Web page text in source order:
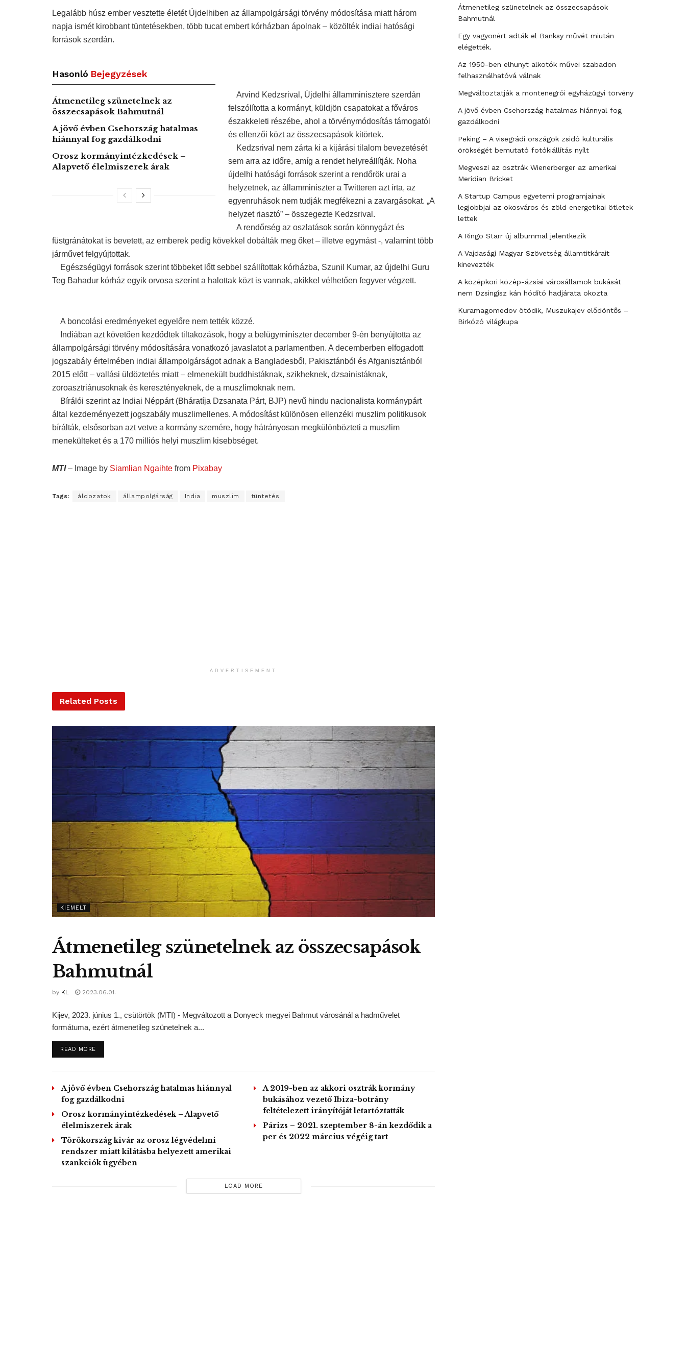
Legalább húsz ember vesztette életét Újdelhiben az állampolgársági törvény módosítása miatt három
napja ismét kirobbant tüntetésekben, több tucat embert kórházban ápolnak – közölték indiai hatósági
források szerdán.
Hasonló Bejegyzések
Átmenetileg szünetelnek az
összecsapások Bahmutnál
A jövő évben Csehország hatalmas
hiánnyal fog gazdálkodni
Orosz kormányintézkedések –
Alapvető élelmiszerek árak
Arvind Kedzsrival, Újdelhi államminisztere szerdán
felszólította a kormányt, küldjön csapatokat a főváros
északkeleti részébe, ahol a törvénymódosítás támogatói
és ellenzői közt az összecsapások kitörtek.
Kedzsrival nem zárta ki a kijárási tilalom bevezetését
sem arra az időre, amíg a rendet helyreállítják. Noha
újdelhi hatósági források szerint a rendőrök urai a
helyzetnek, az államminiszter a Twitteren azt írta, az
egyenruhások nem tudják megfékezni a zavargásokat. „A
helyzet riasztó” – összegezte Kedzsrival.
A rendőrség az oszlatások során könnygázt és
füstgránátokat is bevetett, az emberek pedig kövekkel dobálták meg őket – illetve egymást -, valamint több
járművet felgyújtottak.
Egészségügyi források szerint többeket lőtt sebbel szállítottak kórházba, Szunil Kumar, az újdelhi Guru
Teg Bahadur kórház egyik orvosa szerint a halottak közt is vannak, akikkel vélhetően fegyver végzett.
A boncolási eredményeket egyelőre nem tették közzé.
Indiában azt követően kezdődtek tiltakozások, hogy a belügyminiszter december 9-én benyújtotta az
állampolgársági törvény módosítására vonatkozó javaslatot a parlamentben. A decemberben elfogadott
jogszabály értelmében indiai állampolgárságot adnak a Bangladesből, Pakisztánból és Afganisztánból
2015 előtt – vallási üldöztetés miatt – elmenekült buddhistáknak, szikheknek, dzsainistáknak,
zoroasztriánusoknak és keresztényeknek, de a muszlimoknak nem.
Bírálói szerint az Indiai Néppárt (Bháratíja Dzsanata Párt, BJP) nevű hindu nacionalista kormánypárt
által kezdeményezett jogszabály muszlimellenes. A módosítást különösen ellenzéki muszlim politikusok
bírálták, elsősorban azt vetve a kormány szemére, hogy hátrányosan megkülönbözteti a muszlim
menekülteket és a 170 milliós helyi muszlim kisebbséget.
MTI– Image by Siamlian Ngaihte from Pixabay
Tags: áldozatok állampolgárság India muszlim tüntetés
ADVERTISEMENT
Related Posts
KIEMELT
Átmenetileg szünetelnek az összecsapások
Bahmutnál
by KL 2023.06.01.
Kijev, 2023. június 1., csütörtök (MTI) - Megváltozott a Donyeck megyei Bahmut városánál a hadművelet
formátuma, ezért átmenetileg szünetelnek a...
READ MOREDETAILS
A jövő évben Csehország hatalmas hiánnyal
fog gazdálkodni
Orosz kormányintézkedések – Alapvető
élelmiszerek árak
Törökország kivár az orosz légvédelmi
rendszer miatt kilátásba helyezett amerikai
szankciók ügyében
A 2019-ben az akkori osztrák kormány
bukásához vezető Ibiza-botrány
feltételezett irányítóját letartóztatták
Párizs – 2021. szeptember 8-án kezdődik a
per és 2022 március végéig tart
LOAD MORE
Átmenetileg szünetelnek az összecsapások
Bahmutnál
Egy vagyonért adták el Banksy művét miután
elégették.
Az 1950-ben elhunyt alkotók művei szabadon
felhasználhatóvá válnak
Megváltoztatják a montenegrói egyházügyi törvény
A jövő évben Csehország hatalmas hiánnyal fog
gazdálkodni
Peking – A visegrádi országok zsidó kulturális
örökségét bemutató fotókiállítás nyílt
Megveszi az osztrák Wienerberger az amerikai
Meridian Bricket
A Startup Campus egyetemi programjainak
legjobbjai az okosváros és zöld energetikai ötletek
lettek
A Ringo Starr új albummal jelentkezik
A Vajdasági Magyar Szövetség államtitkárait
kinevezték
A középkori közép-ázsiai városállamok bukását
nem Dzsingisz kán hódító hadjárata okozta
Kuramagomedov ötödik, Muszukajev elődöntős –
Birkózó világkupa